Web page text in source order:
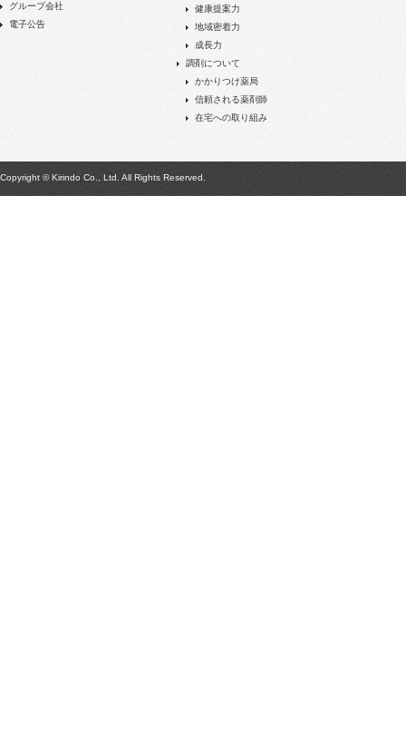
グループ会社
電子公告
健康提案力
地域密着力
成長力
調剤について
かかりつけ薬局
信頼される薬剤師
在宅への取り組み
Copyright © Kirindo Co., Ltd. All Rights Reserved.